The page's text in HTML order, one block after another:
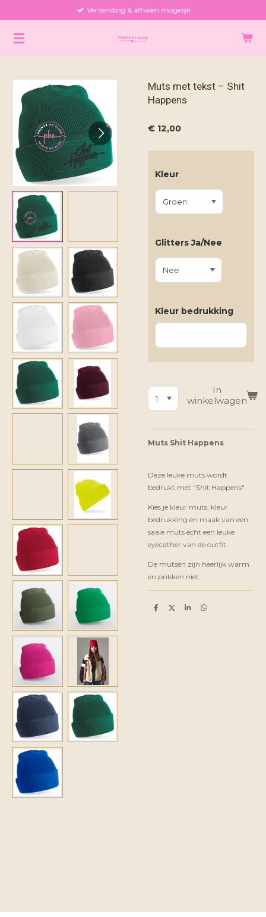
naar
Verzending & afhalen mogelijk
Muts met tekst – Shit
Happens
€ 12,00
Kleur
Glitters Ja/Nee
Kleur bedrukking
In
winkelwagen
Muts Shit Happens
Deze leuke muts wordt
bedrukt met "Shit Happens".
Kies je kleur muts, kleur
bedrukking en maak van een
saaie muts echt een leuke
eyecather van de outfit.
De mutsen zijn heerlijk warm
en prikken niet.
D
D
S
D